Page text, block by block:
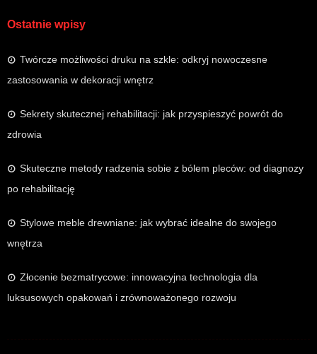
Ostatnie wpisy
Twórcze możliwości druku na szkle: odkryj nowoczesne
zastosowania w dekoracji wnętrz
Sekrety skutecznej rehabilitacji: jak przyspieszyć powrót do
zdrowia
Skuteczne metody radzenia sobie z bólem pleców: od diagnozy
po rehabilitację
Stylowe meble drewniane: jak wybrać idealne do swojego
wnętrza
Złocenie bezmatrycowe: innowacyjna technologia dla
luksusowych opakowań i zrównoważonego rozwoju